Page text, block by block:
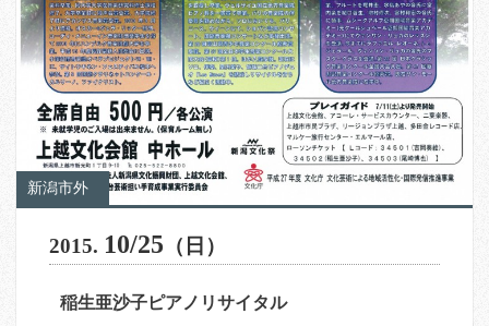
新潟市外
2015. 10/25 （日）
稲生亜沙子ピアノリサイタル